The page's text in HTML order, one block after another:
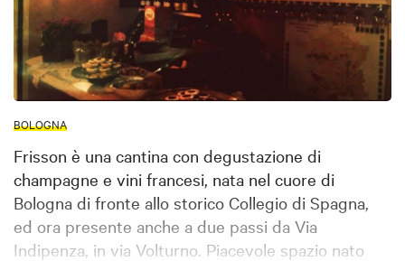
BOLOGNA
Frisson è una cantina con degustazione di
champagne e vini francesi, nata nel cuore di
Bologna di fronte allo storico Collegio di Spagna,
ed ora presente anche a due passi da Via
Indipenza, in via Volturno. Piacevole spazio nato